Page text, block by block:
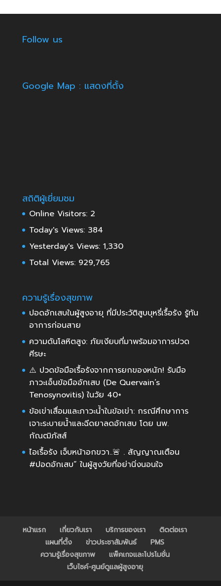
Follow us
Google Map : แสดงที่ตั้ง
สถิติผู้เยี่ยมชม
Online Visitors: 2
Today's Views: 384
Yesterday's Views: 1,330
Total Views: 929,765
ความรู้เรื่องสุขภาพ
ปอดอักเสบในผู้สูงอายุ ที่มีประวัติสูบบุหรี่เรื้อรัง รู้ทัน
อาการก่อนสาย
ความดันโลหิตสูง: ภัยเงียบที่มาพร้อมอาการปวด
ศีรษะ
⚠️ ปวดข้อมือเรื้อรังจากการยกของหนัก! รับมือ
ภาวะเอ็นข้อมืออักเสบ (De Quervain’s
Tenosynovitis) ในวัย 40+
ข้อเข่าเสื่อมและภาวะน้ำในข้อเข่า: กรณีศึกษาการ
เจาะระบายน้ำและฉีดยาลดอักเสบ โดย นพ.
กัณฒิภัสส์
ไอเรื้อรัง เจ็บหน้าอกขวา..🚨 . สัญญาณเตือน
#ปอดอักเสบ” ในผู้สูงวัยที่อย่านิ่งนอนใจ
หน้าแรก เกี่ยวกับเรา บริการของเรา
ติดต่อเรา
แผนที่ตั้ง
ข่าวประชาสัมพันธ์
PMS
ความรู้เรื่องสุขภาพ
แพ็คเกจและโปรโมชั่น
เว็บไซค์-ศูนย์ดูแลผู้สูงอายุ